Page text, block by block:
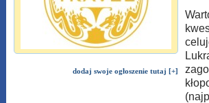
dodaj swoje ogłoszenie tutaj [+]